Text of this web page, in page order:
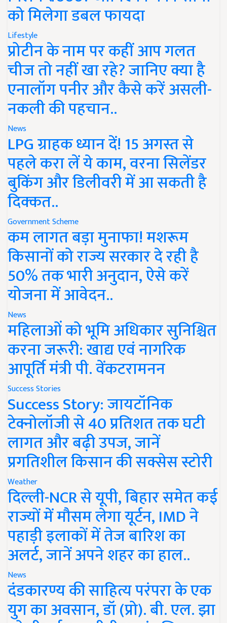
को मिलेगा डबल फायदा
Lifestyle
प्रोटीन के नाम पर कहीं आप गलत
चीज तो नहीं खा रहे? जानिए क्या है
एनालॉग पनीर और कैसे करें असली-
नकली की पहचान..
News
LPG ग्राहक ध्यान दें! 15 अगस्त से
पहले करा लें ये काम, वरना सिलेंडर
बुकिंग और डिलीवरी में आ सकती है
दिक्कत..
Government Scheme
कम लागत बड़ा मुनाफा! मशरूम
किसानों को राज्य सरकार दे रही है
50% तक भारी अनुदान, ऐसे करें
योजना में आवेदन..
News
महिलाओं को भूमि अधिकार सुनिश्चित
करना जरूरी: खाद्य एवं नागरिक
आपूर्ति मंत्री पी. वेंकटरामनन
Success Stories
Success Story: जायटॉनिक
टेक्नोलॉजी से 40 प्रतिशत तक घटी
लागत और बढ़ी उपज, जानें
प्रगतिशील किसान की सक्सेस स्टोरी
Weather
दिल्ली-NCR से यूपी, बिहार समेत कई
राज्यों में मौसम लेगा यूर्टन, IMD ने
पहाड़ी इलाकों में तेज बारिश का
अलर्ट, जानें अपने शहर का हाल..
News
दंडकारण्य की साहित्य परंपरा के एक
युग का अवसान, डॉ (प्रो). बी. एल. झा